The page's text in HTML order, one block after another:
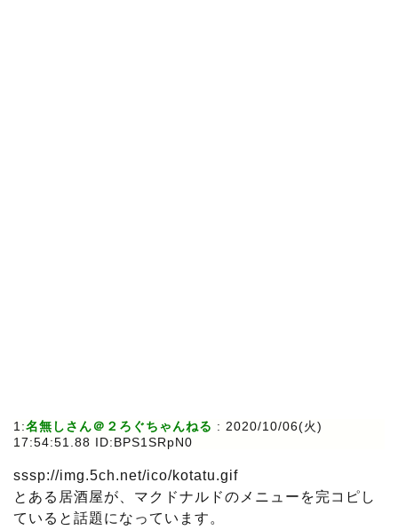
1:名無しさん＠２ろぐちゃんねる : 2020/10/06(火)
17:54:51.88 ID:BPS1SRpN0
sssp://img.5ch.net/ico/kotatu.gif
とある居酒屋が、マクドナルドのメニューを完コピし
ていると話題になっています。